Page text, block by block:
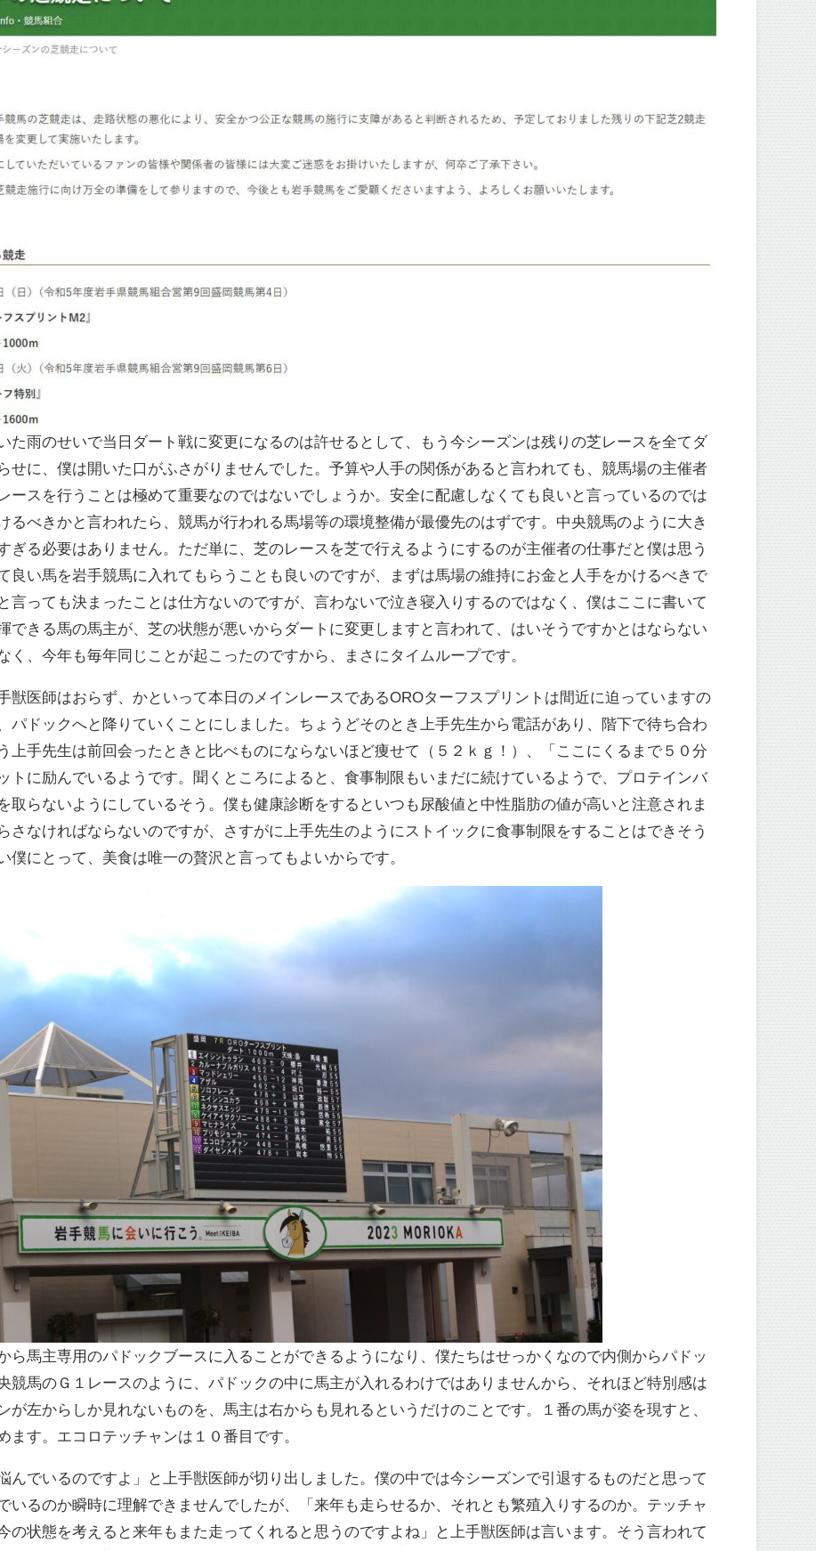
た雨のせいで当日ダート戦に変更になるのは許せるとして、もう今シーズンは残りの芝レースを全てダ
せに、僕は開いた口がふさがりませんでした。予算や人手の関係があると言われても、競馬場の主催者
ースを行うことは極めて重要なのではないでしょうか。安全に配慮しなくても良いと言っているのでは
るべきかと言われたら、競馬が行われる馬場等の環境整備が最優先のはずです。中央競馬のように大き
ぎる必要はありません。ただ単に、芝のレースを芝で行えるようにするのが主催者の仕事だと僕は思う
良い馬を岩手競馬に入れてもらうことも良いのですが、まずは馬場の維持にお金と人手をかけるべきで
言っても決まったことは仕方ないのですが、言わないで泣き寝入りするのではなく、僕はここに書いて
できる馬の馬主が、芝の状態が悪いからダートに変更しますと言われて、はいそうですかとはならない
く、今年も毎年同じことが起こったのですから、まさにタイムループです。
獣医師はおらず、かといって本日のメインレースであるOROターフスプリントは間近に迫っていますの
パドックへと降りていくことにしました。ちょうどそのとき上手先生から電話があり、階下で待ち合わ
上手先生は前回会ったときと比べものにならないほど痩せて（５２ｋｇ！）、「ここにくるまで５０分
トに励んでいるようです。聞くところによると、食事制限もいまだに続けているようで、プロテインバ
取らないようにしているそう。僕も健康診断をするといつも尿酸値と中性脂肪の値が高いと注意されま
さなければならないのですが、さすがに上手先生のようにストイックに食事制限をすることはできそう
僕にとって、美食は唯一の贅沢と言ってもよいからです。
ら馬主専用のパドックブースに入ることができるようになり、僕たちはせっかくなので内側からパドッ
競馬のＧ１レースのように、パドックの中に馬主が入れるわけではありませんから、それほど特別感は
が左からしか見れないものを、馬主は右からも見れるというだけのことです。１番の馬が姿を現すと、
ます。エコロテッチャンは１０番目です。
んでいるのですよ」と上手獣医師が切り出しました。僕の中では今シーズンで引退するものだと思って
いるのか瞬時に理解できませんでしたが、「来年も走らせるか、それとも繁殖入りするのか。テッチャ
の状態を考えると来年もまた走ってくれると思うのですよね」と上手獣医師は言います。そう言われて